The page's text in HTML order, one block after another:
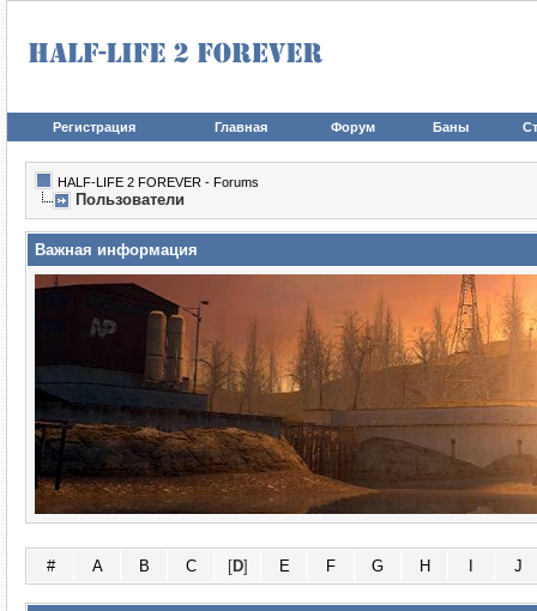
Регистрация Главная Форум Баны
HALF-LIFE 2 FOREVER - Forums
Пользователи
Важная информация
# A B C [D] E F G H J